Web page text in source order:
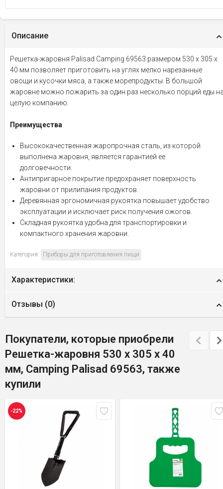
Описание
Решетка-жаровня Palisad Camping 69563 размером 530 х 305 х
40 мм позволяет приготовить на углях мелко нарезанные
овощи и кусочки мяса, а также морепродукты. В большой
жаровне можно пожарить за один раз несколько порций еды
целую компанию.
Преимущества
Высококачественная жаропрочная сталь, из которой
выполнена жаровня, является гарантией ее
долговечности.
Антипригарное покрытие предохраняет поверхность
жаровни от прилипания продуктов.
Деревянная эргономичная рукоятка повышает удобство
эксплуатации и исключает риск получения ожогов.
Складная рукоятка удобна для транспортировки и
компактного хранения жаровни.
Категория: Приборы для приготовления пищи
Характеристики:
Отзывы (0)
Покупатели, которые приобрели
Решетка-жаровня 530 х 305 х 40
мм, Camping Palisad 69563, также
купили
-22%